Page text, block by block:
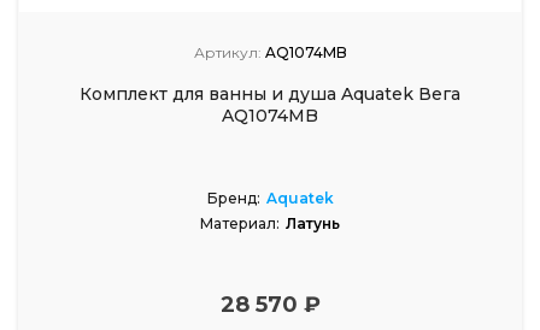
Артикул: AQ1074MB
Комплект для ванны и душа Aquatek Вега
AQ1074MB
Бренд: Aquatek
Материал: Латунь
28 570 ₽